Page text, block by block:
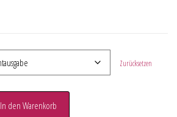
Zurücksetzen
In den Warenkorb